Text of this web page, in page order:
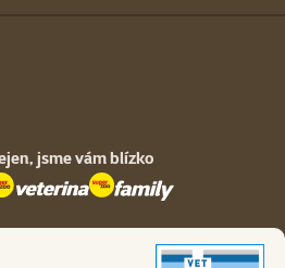
jsme vám blízko